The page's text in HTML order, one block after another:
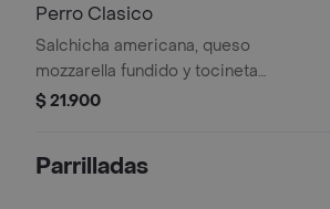
Perro Clasico
Salchicha americana, queso
mozzarella fundido y tocineta
crocante.
$ 21.900
Parrilladas